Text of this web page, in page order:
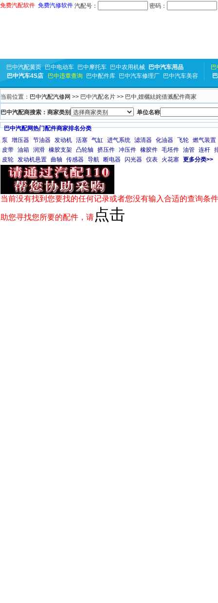
免费汽配软件 免费汽修软件 汽配号： 密码：
巴中汽配黄页 巴中电动车 巴中摩托车 巴中农用机械
巴中汽车用品
巴中汽车4S店
巴中违章查询 巴中配件库 巴中汽车修理厂 巴中汽车美容
当前位置： 巴中汽配汽修网 >> 巴中汽配名片 >> 巴中,娌欐紶姹借溅配件商家
巴中汽配商搜索：商家类别 单位名称
巴中汽配网热门配件商家排名分类
泵
增压器 节油器 发动机 活塞 气缸 进气系统 滤清器 化油器 飞轮 燃气装置
皮带 油箱 润滑 橡胶支架 凸轮轴 挤压件 冲压件 橡胶件 毛坯件 油管 连杆
皮轮 发动机悬置 曲轴 传感器 导航 断电器 闪光器 仪表 火花塞 更多分类>>
当前没有找到您要找的任何记录或者您没有输入合适的查询条
助您寻找您所要的配件，请 点击